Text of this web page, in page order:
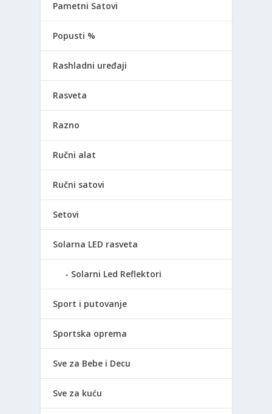
Pametni Satovi
Popusti %
Rashladni uređaji
Rasveta
Razno
Ručni alat
Ručni satovi
Setovi
Solarna LED rasveta
Solarni Led Reflektori
Sport i putovanje
Sportska oprema
Sve za Bebe i Decu
Sve za kuću